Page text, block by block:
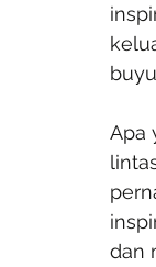
Apa
dan